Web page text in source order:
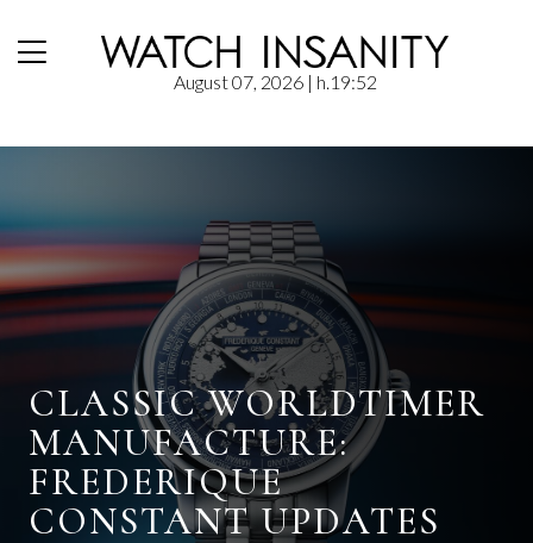
August 07, 2026| h.19:52
CLASSIC WORLDTIMER
MANUFACTURE:
FREDERIQUE
CONSTANT UPDATES